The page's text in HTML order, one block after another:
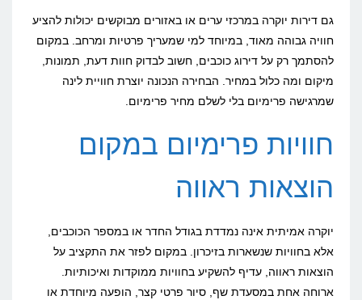
גם דירות יוקרה במרכזי ערים או באזורים מבוקשים יכולות להציע
חוויה גבוהה מאוד, במיוחד למי שמעריך פרטיות ומרחב. במקום
להסתמך רק על דירוג כוכבים, חשוב לבדוק חוות דעת, תמונות,
מיקום ומה כלול במחיר. הבחירה הנכונה יוצרת חוויית לינה
שמרגישה פרימיום בלי לשלם מחיר פרימיום.
חוויות פרימיום במקום
הוצאות ראווה
יוקרה אמיתית אינה נמדדת בגודל החדר או במספר הכוכבים,
אלא בחוויות שנשארות בזיכרון. במקום לפזר את התקציב על
הוצאות ראווה, עדיף להשקיע בחוויות ממוקדות ואיכותיות.
ארוחה אחת במסעדת שף, סיור פרטי קצר, הופעה מיוחדת או